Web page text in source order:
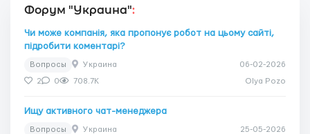
Форум "Украина":
Чи може компанія, яка пропонує робот на цьому сайті,
підробити коментарі?
Вопросы Украина 06-02-2026
2 0 708.7K Olya Pozo
Ищу активного чат-менеджера
Вопросы Украина 25-05-2026